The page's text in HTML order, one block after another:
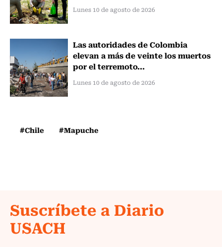
Lunes 10 de agosto de 2026
Las autoridades de Colombia
elevan a más de veinte los muertos
por el terremoto...
Lunes 10 de agosto de 2026
#Chile #Mapuche